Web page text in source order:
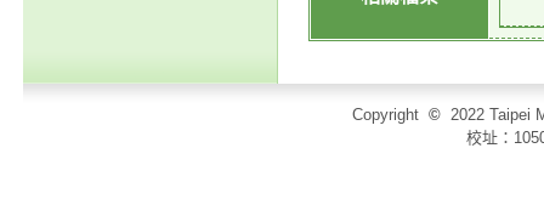
Copyright © 2022 Taipei
校址：